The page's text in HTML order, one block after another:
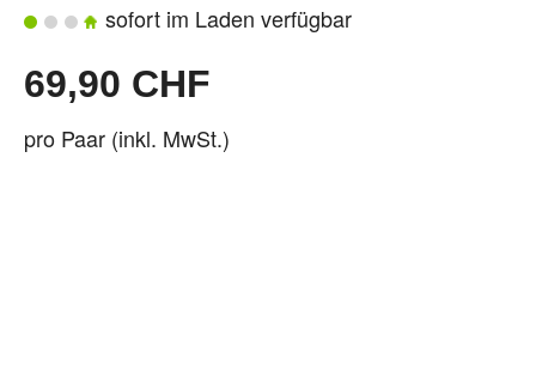
sofort im Laden verfügbar
69,90 CHF
pro Paar (inkl. MwSt.)